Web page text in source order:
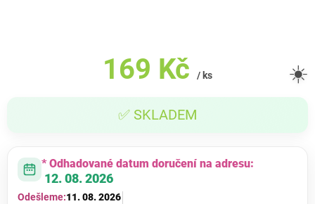
169 Kč / ks
cena:
✅ SKLADEM
☀️
* Odhadované datum doručení na adresu:
12. 08. 2026
Odešleme:11. 08. 2026